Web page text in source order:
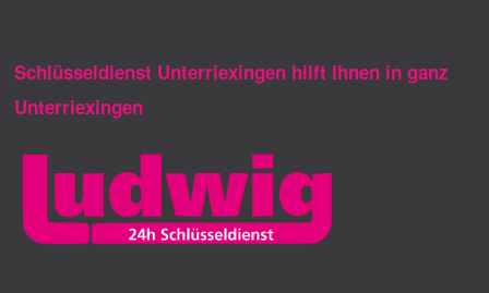
Schlüsseldienst Unterriexingen hilft Ihnen in ganz
Unterriexingen